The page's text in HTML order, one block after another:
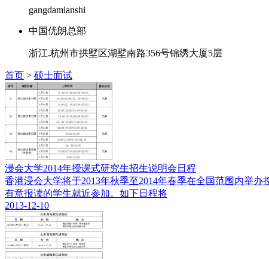
gangdamianshi
中国优朗总部
浙江.杭州市拱墅区湖墅南路356号锦绣大厦5层
首页 > 硕士面试
浸会大学2014年授课式研究生招生说明会日程
香港浸会大学将于2013年秋季至2014年春季在全国范围内举
有意报读的学生就近参加。如下日程将
2013-12-10